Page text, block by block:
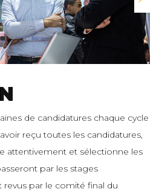
de candidatures chaque cycle
reçu toutes les candidatures,
attentivement et sélectionne les
par les stages
par le comité final du